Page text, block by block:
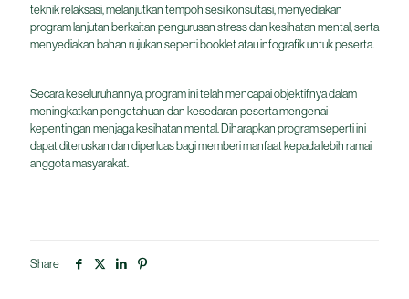
teknik relaksasi, melanjutkan tempoh sesi konsultasi, menyediakan
program lanjutan berkaitan pengurusan stress dan kesihatan mental, serta
menyediakan bahan rujukan seperti booklet atau infografik untuk peserta.
Secara keseluruhannya, program ini telah mencapai objektifnya dalam
meningkatkan pengetahuan dan kesedaran peserta mengenai
kepentingan menjaga kesihatan mental. Diharapkan program seperti ini
dapat diteruskan dan diperluas bagi memberi manfaat kepada lebih ramai
anggota masyarakat.
Share